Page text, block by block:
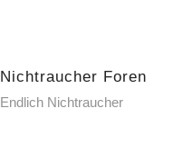
Nichtraucher Foren
Endlich Nichtraucher